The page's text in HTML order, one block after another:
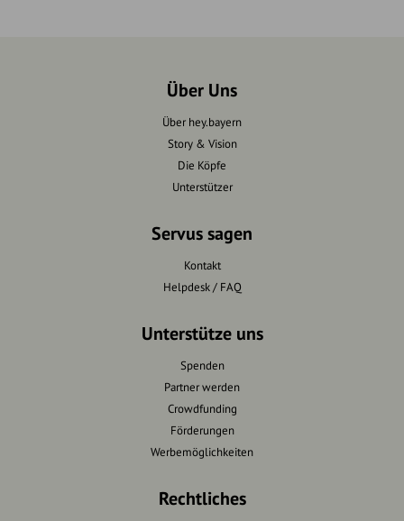
Über Uns
Über hey.bayern
Story & Vision
Die Köpfe
Unterstützer
Servus sagen
Kontakt
Helpdesk / FAQ
Unterstütze uns
Spenden
Partner werden
Crowdfunding
Förderungen
Werbemöglichkeiten
Rechtliches